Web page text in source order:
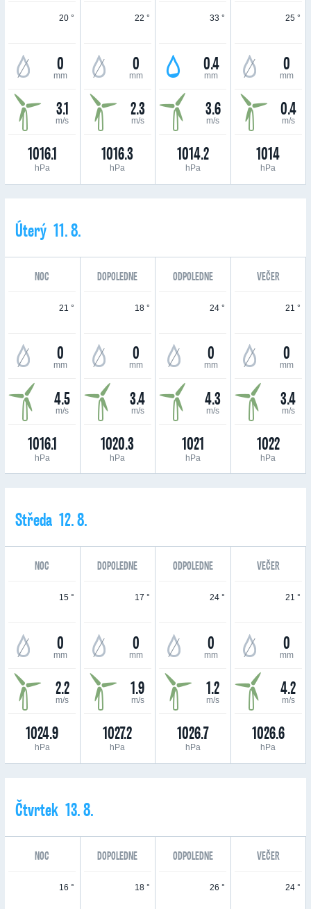
20 °
0
mm
3.1
m/s
1016.1
hPa
22 °
0
mm
2.3
m/s
1016.3
hPa
33 °
0.4
mm
3.6
m/s
1014.2
hPa
25 °
0
mm
0.4
m/s
1014
hPa
Úterý 11. 8.
NOC DOPOLEDNE ODPOLEDNE VEČER
21 °
0
mm
4.5
m/s
1016.1
hPa
18 °
0
mm
3.4
m/s
1020.3
hPa
24 °
0
mm
4.3
m/s
1021
hPa
21 °
0
mm
3.4
m/s
1022
hPa
Středa 12. 8.
NOC DOPOLEDNE ODPOLEDNE VEČER
15 °
0
mm
2.2
m/s
1024.9
hPa
17 °
0
mm
1.9
m/s
1027.2
hPa
24 °
0
mm
1.2
m/s
1026.7
hPa
21 °
0
mm
4.2
m/s
1026.6
hPa
Čtvrtek 13. 8.
NOC DOPOLEDNE ODPOLEDNE VEČER
16 ° 18 ° 26 ° 24 °